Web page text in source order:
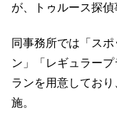
が、トゥルース探偵
同事務所では「ス
ン」「レギュラー
ランを用意してお
施。